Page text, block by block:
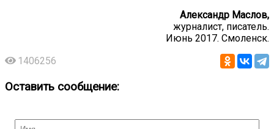
Александр Маслов,
журналист, писатель.
Июнь 2017. Смоленск.
1406256
Оставить сообщение: